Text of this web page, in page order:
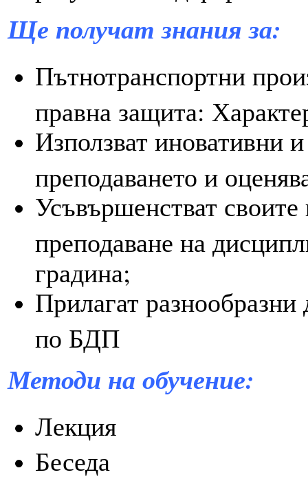
Ще получат знания за:
Пътнотранспортни
правна защита:
Използват иновативни
преподаването и
Усъвършенстват
преподаване на
градина;
Прилагат
по БДП
Методи на обучение:
Лекция
Беседа